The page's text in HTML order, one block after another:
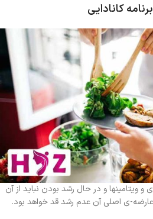
کانادایی
و ویتامینها و در حال رشد بودن نباید از آن
عارضه-ی اصلی آن عدم رشد قد خواهد بود.